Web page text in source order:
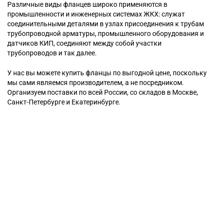
Различные виды фланцев широко применяются в
промышленности и инженерных системах ЖКХ: служат
соединительными деталями в узлах присоединения к трубам
трубопроводной арматуры, промышленного оборудования и
датчиков КИП, соединяют между собой участки
трубопроводов и так далее.
У нас вы можете купить фланцы по выгодной цене, поскольку
мы сами являемся производителем, а не посредником.
Организуем поставки по всей России, со складов в Москве,
Санкт-Петербурге и Екатеринбурге.